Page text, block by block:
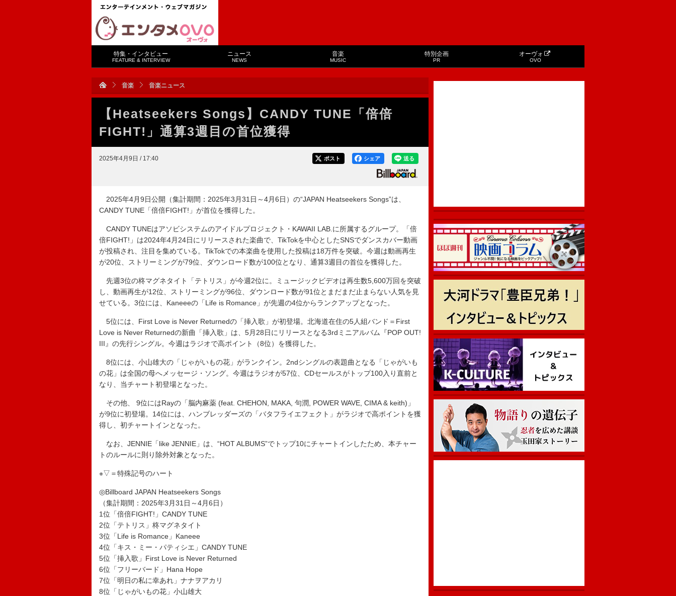
特集・インタビュー
FEATURE & INTERVIEW
ニュース
NEWS
音楽
MUSIC
特別企画
PR
オーヴォ
OVO
音楽 音楽ニュース
【Heatseekers Songs】CANDY TUNE「倍倍
FIGHT!」通算3週目の首位獲得
2025年4月9日 / 17:40 送る
シェア
ポスト
2025年4月9日公開（集計期間：2025年3月31日～4月6日）の“JAPAN Heatseekers Songs”は、
CANDY TUNE「倍倍FIGHT!」が首位を獲得した。
CANDY TUNEはアソビシステムのアイドルプロジェクト・KAWAII LAB.に所属するグループ。「倍
倍FIGHT!」は2024年4月24日にリリースされた楽曲で、TikTokを中心としたSNSでダンスカバー動画
が投稿され、注目を集めている。TikTokでの本楽曲を使用した投稿は18万件を突破。今週は動画再生
が20位、ストリーミングが79位、ダウンロード数が100位となり、通算3週目の首位を獲得した。
先週3位の柊マグネタイト「テトリス」が今週2位に。ミュージックビデオは再生数5,600万回を突破
し、動画再生が12位、ストリーミングが96位、ダウンロード数が91位とまだまだ止まらない人気を見
せている。3位には、Kaneeeの「Life is Romance」が先週の4位からランクアップとなった。
5位には、First Love is Never Returnedの「挿入歌」が初登場。北海道在住の5人組バンド＝First
Love is Never Returnedの新曲「挿入歌」は、5月28日にリリースとなる3rdミニアルバム『POP OUT!
III』の先行シングル。今週はラジオで高ポイント（8位）を獲得した。
8位には、小山雄大の「じゃがいもの花」がランクイン。2ndシングルの表題曲となる「じゃがいも
の花」は全国の母へメッセージ・ソング。今週はラジオが57位、CDセールスがトップ100入り直前と
なり、当チャート初登場となった。
その他、 9位にはRayの「脳内麻薬 (feat. CHEHON, MAKA, 句潤, POWER WAVE, CIMA & keith)」
が9位に初登場。14位には、ハンブレッダーズの「バタフライエフェクト」がラジオで高ポイントを獲
得し、初チャートインとなった。
なお、JENNIE「like JENNIE」は、“HOT ALBUMS”でトップ10にチャートインしたため、本チャー
トのルールに則り除外対象となった。
※▽＝特殊記号のハート
◎Billboard JAPAN Heatseekers Songs
（集計期間：2025年3月31日～4月6日）
1位「倍倍FIGHT!」CANDY TUNE
2位「テトリス」柊マグネタイト
3位「Life is Romance」Kaneee
4位「キス・ミー・パティシエ」CANDY TUNE
5位「挿入歌」First Love is Never Returned
6位「フリーバード」Hana Hope
7位「明日の私に幸あれ」ナナヲアカリ
8位「じゃがいもの花」小山雄大